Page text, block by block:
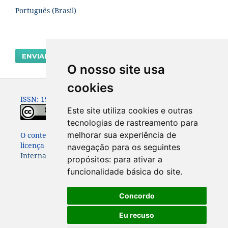
O nosso site usa
cookies
Este site utiliza cookies e outras
tecnologias de rastreamento para
melhorar sua experiência de
navegação para os seguintes
propósitos: para ativar a
funcionalidade básica do site.
Concordo
Eu recuso
Português (Brasil)
ENVIAR SUBMISSÃO
ISSN: 1980-0614
O conteúdo dessa Revista está publicado sob a
licença
Creative Commons Attribution 4.0
International License